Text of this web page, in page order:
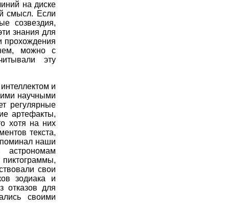
на диске
смысл. Если
созвездия,
знания для
прохождения
можно с
эту
и
научными
регулярные
артефакты,
хотя на них
текста,
наши
пиктограммы,
свои
зодиака и
отказов для
своими